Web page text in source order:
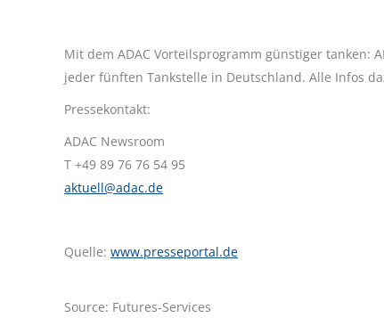
Mit dem ADAC Vorteilsprogramm günstiger tanken:
jeder fünften Tankstelle in Deutschland. Alle Infos
Pressekontakt:
ADAC Newsroom
T +49 89 76 76 54 95
aktuell@adac.de
Quelle: www.presseportal.de
Source: Futures-Services